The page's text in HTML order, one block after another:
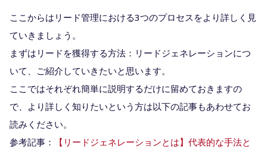
ここからはリード管理における3つのプロセスをより詳しく見
ていきましょう。
まずはリードを獲得する方法：リードジェネレーションにつ
いて、ご紹介していきたいと思います。
ここではそれぞれ簡単に説明するだけに留めておきますの
で、より詳しく知りたいという方は以下の記事もあわせてお
読みください。
参考記事：
【リードジェネレーションとは】代表的な手法と